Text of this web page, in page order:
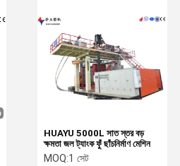
HUAYU 5000L সাত স্তর বড়
ক্ষমতা জল ট্যাংক ফুঁ ছাঁচনির্মাণ মেশিন
MOQ:1 সেট